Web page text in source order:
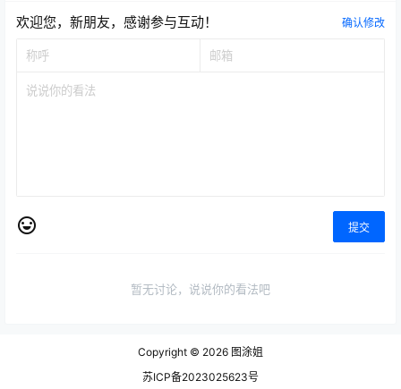
欢迎您，新朋友，感谢参与互动！ 确认修改
提交
暂无讨论，说说你的看法吧
Copyright © 2026 图涂姐
苏ICP备2023025623号